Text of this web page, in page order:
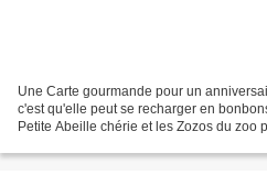
Une Carte gourmande pour un
c'est qu'elle peut se recharger en
Petite Abeille chérie et les Zozos du zoo